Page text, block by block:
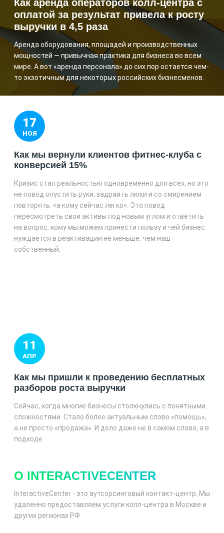
Как аренда операторов колл-центра с
оплатой за результат привела к росту
выручки в 4,5 раза
Аренда оборудования, площадей и производственных
мощностей — привычная практика для бизнеса во всем
мире. А вот «аренда персонала» до сих пор остается чем-
то экзотичным для некоторых российских бизнесменов.
17
НОЯ
Как мы вернули клиентов фитнес-клуба с
конверсией 15%
Кризис стал реальностью одновременно для всех, но это
не повод опустить руки, задраить люки и со смирением
повторять: «а кому сейчас легко». Это повод
пересмотреть свои активы под новым углом и ответить
на вопрос, кому мы можем принести пользу и чей бизнес
нуждается в реактивации не меньше, чем наш
собственный.
11
АПР
Как мы пришли к проведению бесплатных
разборов роста выручки
Сейчас, когда многие бизнесы столкнулись с понятными
сложностями. Стало более актуальным слово «помощь»,
а не просто «продажа». И дело даже не в самом слове, а в
подходе.
О INTERACTIVECENTER
InteractiveCenter - это аутсорсинговый контакт-центр. Мы
удаленно предоставляем услуги колл-центра в Москве и
других регионах РФ.